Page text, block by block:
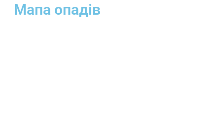
Мапа опадів